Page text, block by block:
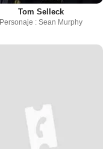
Tom Selleck
Personaje : Sean Murphy